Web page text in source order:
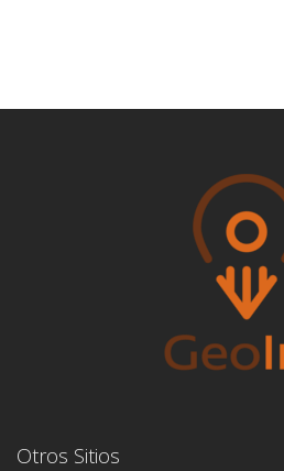
Otros Sitios